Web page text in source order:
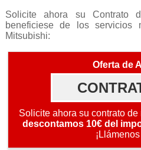
Solicite ahora su Contrato
beneficiese de los servicios
Mitsubishi:
Oferta de
Solicite ahora su contrato
descontamos 10€ del